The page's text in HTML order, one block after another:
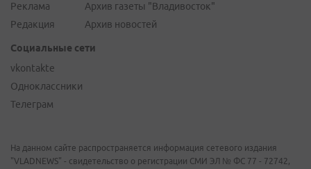
Реклама
Редакция
Архив газеты "Владивосток"
Архив новостей
Социальные сети
vkontakte
Одноклассники
Телеграм
На данном сайте распространяется информация сетевого издания
"VLADNEWS" - свидетельство о регистрации СМИ ЭЛ № ФС 77 - 72742,